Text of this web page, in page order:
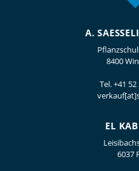
A.
8400
Tel.+41 52
EL
6037